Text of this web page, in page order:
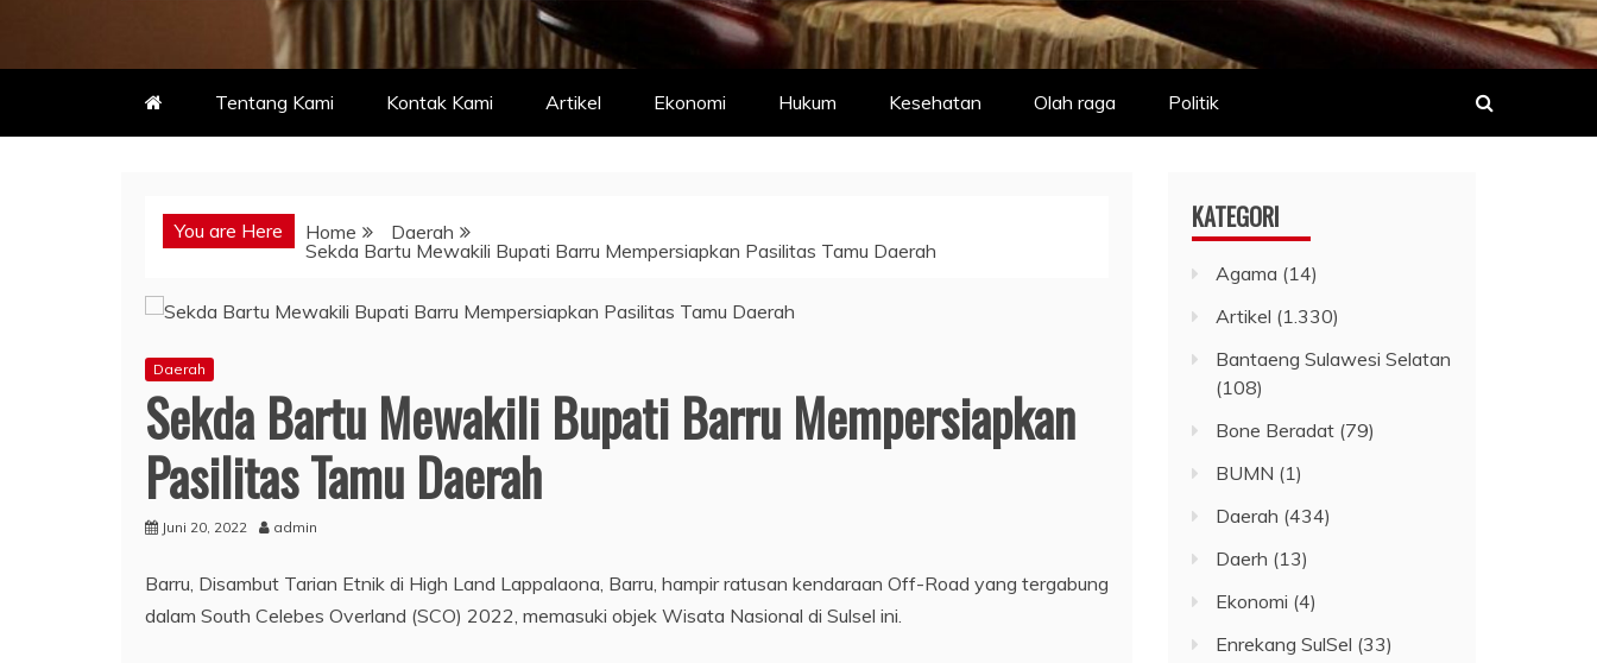
Tipikor-ri-online.my.id
Keadilan Itu Wajib Bersih
Tentang Kami Kontak Kami Artikel Ekonomi Hukum Kesehatan Olah raga Politik
You are Here Home
Daerah
Sekda Bartu Mewakili Bupati Barru Mempersiapkan Pasilitas Tamu Daerah
Daerah
Sekda Bartu Mewakili Bupati Barru Mempersiapkan
Pasilitas Tamu Daerah
Juni 20, 2022 admin
Barru, Disambut Tarian Etnik di High Land Lappalaona, Barru, hampir ratusan kendaraan Off-Road yang tergabung
dalam South Celebes Overland (SCO) 2022, memasuki objek Wisata Nasional di Sulsel ini.
KATEGORI
Agama (14)
Artikel (1.330)
Bantaeng Sulawesi Selatan
(108)
Bone Beradat (79)
BUMN (1)
Daerah (434)
Daerh (13)
Ekonomi (4)
Enrekang SulSel (33)